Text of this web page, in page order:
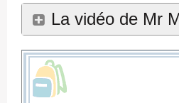
OrientationLa vidéo de Mr